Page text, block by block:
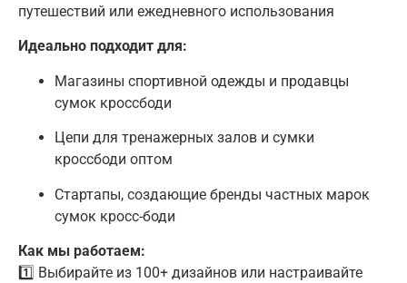
путешествий или ежедневного использования
Идеально подходит для:
Магазины спортивной одежды и продавцы
сумок кроссбоди
Цепи для тренажерных залов и сумки
кроссбоди оптом
Стартапы, создающие бренды частных марок
сумок кросс-боди
Как мы работаем:
1️⃣ Выбирайте из 100+ дизайнов или настраивайте